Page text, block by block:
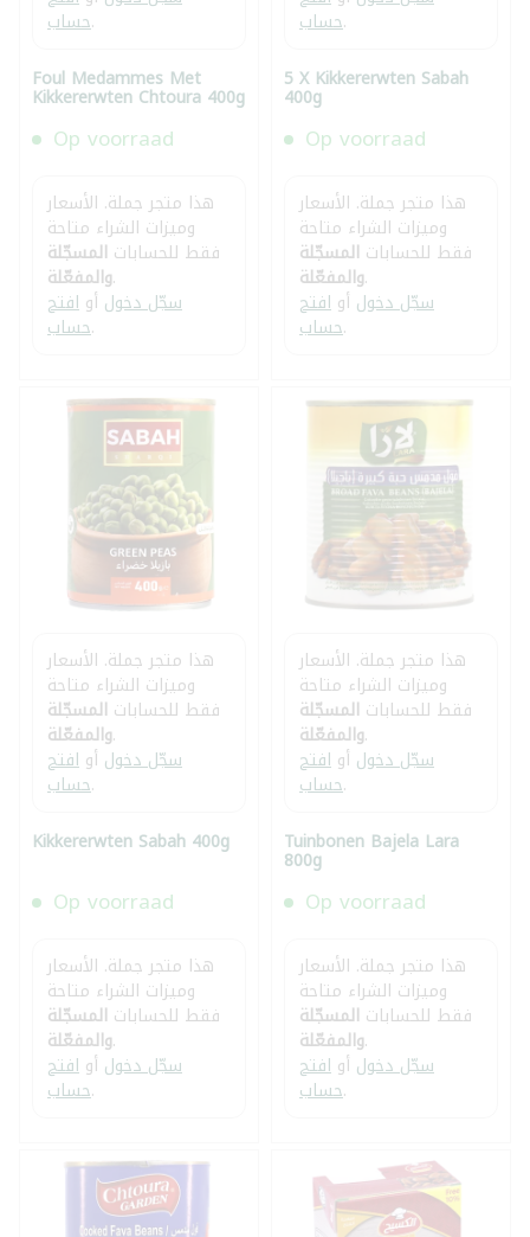
حساب.
Foul Medammes Met
Kikkererwten Chtoura 400g
Op voorraad
هذا متجر جملة. الأسعار
وميزات الشراء متاحة
فقط للحسابات المسجّلة
والمفعّلة.
سجّل دخول أو افتح
حساب.
حساب.
5 X Kikkererwten Sabah
400g
Op voorraad
هذا متجر جملة. الأسعار
وميزات الشراء متاحة
فقط للحسابات المسجّلة
والمفعّلة.
سجّل دخول أو افتح
حساب.
هذا متجر جملة. الأسعار
وميزات الشراء متاحة
فقط للحسابات المسجّلة
والمفعّلة.
سجّل دخول أو افتح
حساب.
Kikkererwten Sabah 400g
Op voorraad
هذا متجر جملة. الأسعار
وميزات الشراء متاحة
فقط للحسابات المسجّلة
والمفعّلة.
سجّل دخول أو افتح
حساب.
هذا متجر جملة. الأسعار
وميزات الشراء متاحة
فقط للحسابات المسجّلة
والمفعّلة.
سجّل دخول أو افتح
حساب.
Tuinbonen Bajela Lara
800g
Op voorraad
هذا متجر جملة. الأسعار
وميزات الشراء متاحة
فقط للحسابات المسجّلة
والمفعّلة.
سجّل دخول أو افتح
حساب.